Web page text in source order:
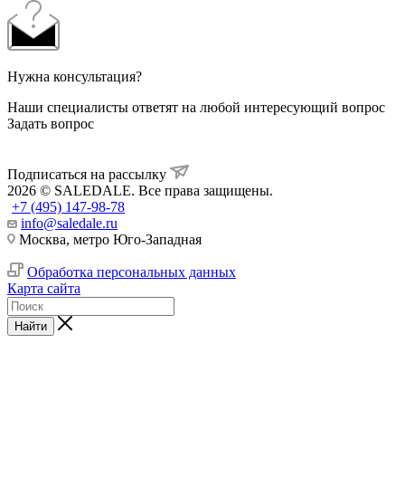
Нужна консультация?
Наши специалисты ответят на любой интересующий вопрос
Задать вопрос
Подписаться на рассылку
2026 © SALEDALE. Все права защищены.
+7 (495) 147-98-78
info@saledale.ru
Москва, метро Юго-Западная
Обработка персональных данных
Карта сайта
Найти